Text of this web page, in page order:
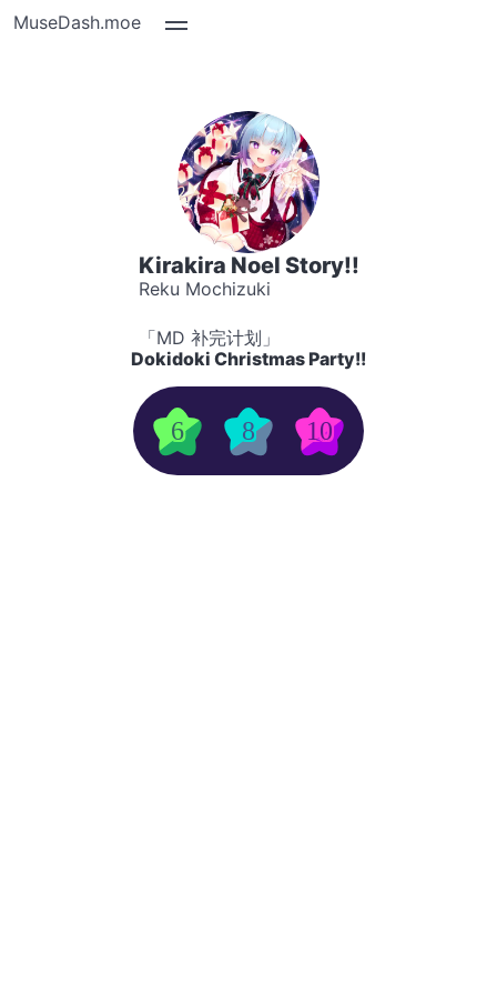
MuseDash.moe
Kirakira Noel Story!!
Reku Mochizuki
「MD 补完计划」
Dokidoki Christmas Party!!
6 8 10